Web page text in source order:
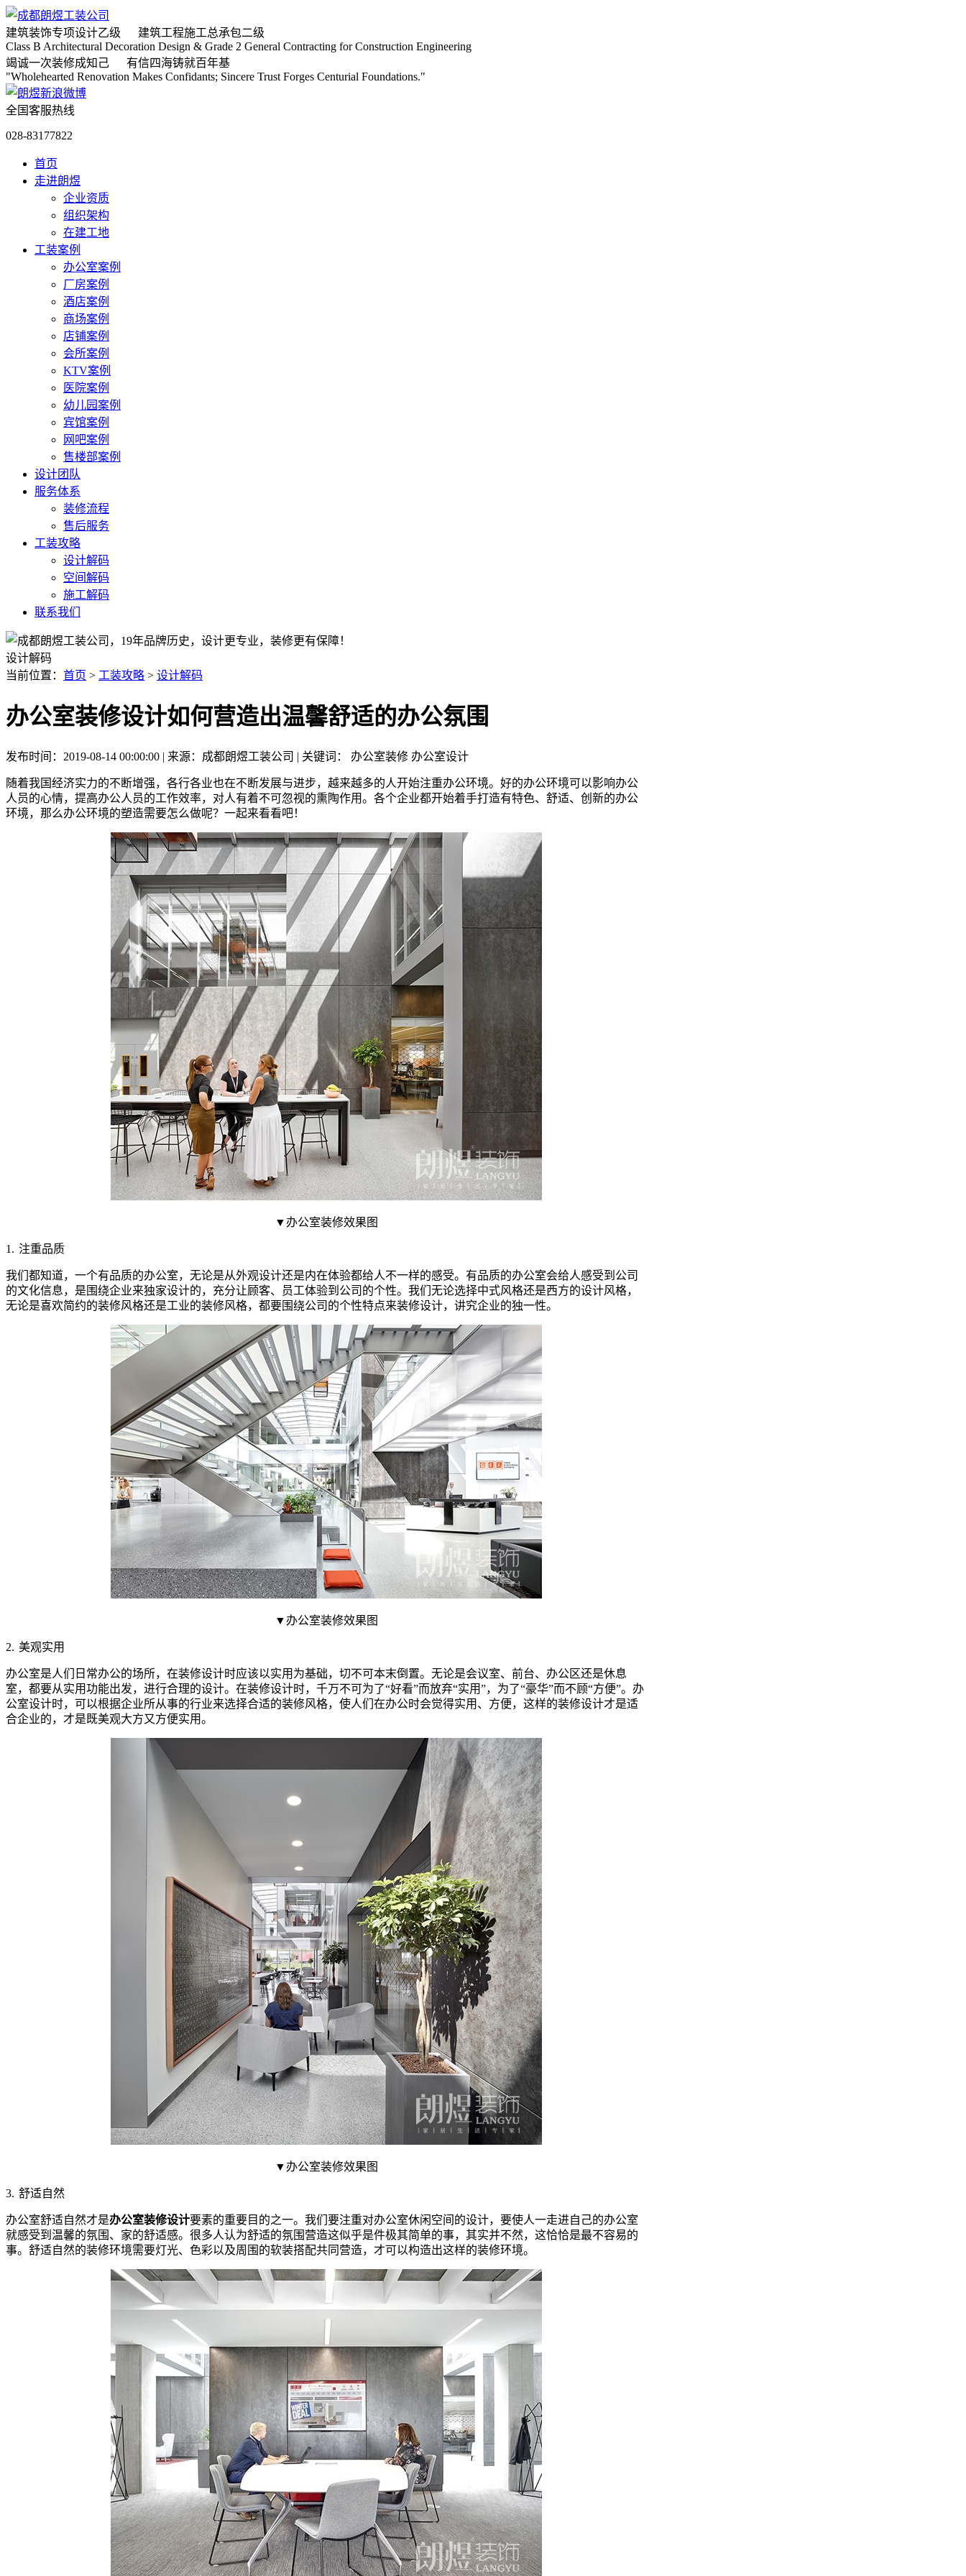
建筑装饰专项设计乙级 建筑工程施工总承包二级
Class B Architectural Decoration Design & Grade 2 General Contracting for Construction Engineering
竭诚一次装修成知己 有信四海铸就百年基
"Wholehearted Renovation Makes Confidants; Sincere Trust Forges Centurial Foundations."
全国客服热线
028-83177822
首页
走进朗煜
企业资质
组织架构
在建工地
工装案例
办公室案例
厂房案例
酒店案例
商场案例
店铺案例
会所案例
KTV案例
医院案例
幼儿园案例
宾馆案例
网吧案例
售楼部案例
设计团队
服务体系
装修流程
售后服务
工装攻略
设计解码
空间解码
施工解码
联系我们
设计解码
当前位置： 首页 > 工装攻略 > 设计解码
办公室装修设计如何营造出温馨舒适的办公氛围
发布时间：2019-08-14 00:00:00 | 来源：成都朗煜工装公司 | 关键词： 办公室装修 办公室设计
随着我国经济实力的不断增强，各行各业也在不断发展与进步，越来越多的人开始注重办公环境。好的办公环境可以影响办公
人员的心情，提高办公人员的工作效率，对人有着不可忽视的熏陶作用。各个企业都开始着手打造有特色、舒适、创新的办公
环境，那么办公环境的塑造需要怎么做呢？一起来看看吧！
▼办公室装修效果图
1. 注重品质
我们都知道，一个有品质的办公室，无论是从外观设计还是内在体验都给人不一样的感受。有品质的办公室会给人感受到公司
的文化信息，是围绕企业来独家设计的，充分让顾客、员工体验到公司的个性。我们无论选择中式风格还是西方的设计风格，
无论是喜欢简约的装修风格还是工业的装修风格，都要围绕公司的个性特点来装修设计，讲究企业的独一性。
▼办公室装修效果图
2. 美观实用
办公室是人们日常办公的场所，在装修设计时应该以实用为基础，切不可本末倒置。无论是会议室、前台、办公区还是休息
室，都要从实用功能出发，进行合理的设计。在装修设计时，千万不可为了“好看”而放弃“实用”，为了“豪华”而不顾“方便”。办
公室设计时，可以根据企业所从事的行业来选择合适的装修风格，使人们在办公时会觉得实用、方便，这样的装修设计才是适
合企业的，才是既美观大方又方便实用。
▼办公室装修效果图
3. 舒适自然
办公室舒适自然才是办公室装修设计要素的重要目的之一。我们要注重对办公室休闲空间的设计，要使人一走进自己的办公室
就感受到温馨的氛围、家的舒适感。很多人认为舒适的氛围营造这似乎是件极其简单的事，其实并不然，这恰恰是最不容易的
事。舒适自然的装修环境需要灯光、色彩以及周围的软装搭配共同营造，才可以构造出这样的装修环境。